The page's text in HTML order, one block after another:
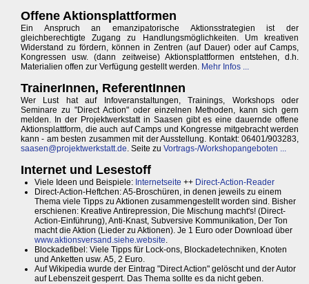
Offene Aktionsplattformen
Ein Anspruch an emanzipatorische Aktionsstrategien ist der
gleichberechtigte Zugang zu Handlungsmöglichkeiten. Um kreativen
Widerstand zu fördern, können in Zentren (auf Dauer) oder auf Camps,
Kongressen usw. (dann zeitweise) Aktionsplattformen entstehen, d.h.
Materialien offen zur Verfügung gestellt werden. Mehr Infos ...
TrainerInnen, ReferentInnen
Wer Lust hat auf Infoveranstaltungen, Trainings, Workshops oder
Seminare zu "Direct Action" oder einzelnen Methoden, kann sich gern
melden. In der Projektwerkstatt in Saasen gibt es eine dauernde offene
Aktionsplattform, die auch auf Camps und Kongresse mitgebracht werden
kann - am besten zusammen mit der Ausstellung. Kontakt: 06401/903283,
saasen@projektwerkstatt.de . Seite zu Vortrags-/Workshopangeboten ...
Internet und Lesestoff
Viele Ideen und Beispiele: Internetseite ++ Direct-Action-Reader
Direct-Action-Heftchen: A5-Broschüren, in denen jeweils zu einem
Thema viele Tipps zu Aktionen zusammengestellt worden sind. Bisher
erschienen: Kreative Antirepression, Die Mischung macht's! (Direct-
Action-Einführung), Anti-Knast, Subversive Kommunikation, Der Ton
macht die Aktion (Lieder zu Aktionen). Je 1 Euro oder Download über
www.aktionsversand.siehe.website
Blockadefibel: Viele Tipps für Lock-ons, Blockadetechniken, Knoten
und Anketten usw. A5, 2 Euro.
Auf Wikipedia wurde der Eintrag "Direct Action" gelöscht und der Autor
auf Lebenszeit gesperrt. Das Thema sollte es da nicht geben.